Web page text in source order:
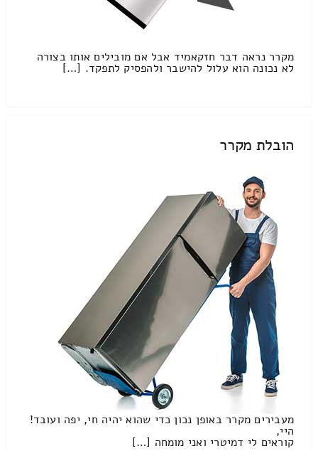
מקרר נראה דבר חזקאמיד אבל אם מובילים אותו בצורה
לא נכונה הוא עלול להישבר ולהפסיק לתפקד. […]
הובלת מקרר
מעבירים מקרר באופן נכון כדי שהוא יהיה חי, יפה ועובד!
היי,
קוראים לי דמיטרי ואני מומחה […]